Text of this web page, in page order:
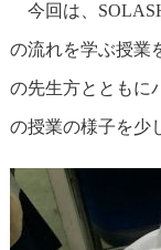
今回は、
の流れを学ぶ授業
の先生方とともに
の授業の様子を少